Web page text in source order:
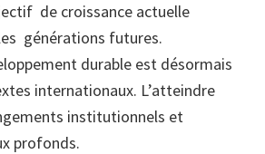
de croissance actuelle
générations futures.
durable est désormais
internationaux. L’atteindre
institutionnels et
profonds.